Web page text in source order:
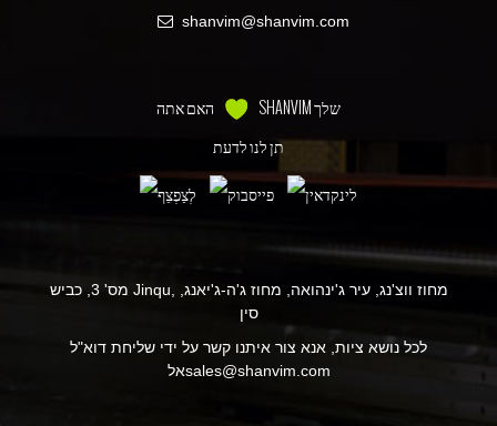
shanvim@shanvim.com
האם אתה
SHANVIM שלך
תן לנו לדעת
מס' 3, כביש Jinqu, מחוז ווצ'נג, עיר ג'ינהואה, מחוז ג'ה-ג'יאנג,
סין
לכל נושא ציות, אנא צור איתנו קשר על ידי שליחת דוא"ל
אלsales@shanvim.com